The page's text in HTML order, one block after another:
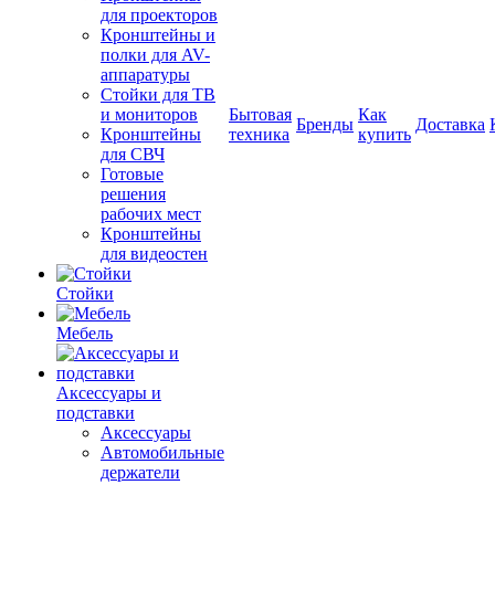
для проекторов
Кронштейны и
полки для AV-
аппаратуры
Стойки для ТВ
и мониторов
Кронштейны
для СВЧ
Готовые
решения
рабочих мест
Кронштейны
для видеостен
Стойки
Мебель
Аксессуары и
подставки
Аксессуары
Автомобильные
держатели
Бытовая
техника
Бренды
Как
купить
Доставка